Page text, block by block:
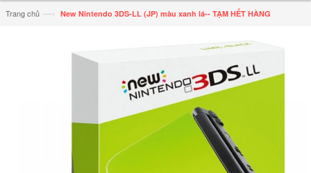
Trang chủ —› New Nintendo 3DS-LL (JP) màu xanh lá-- TẠM HẾT HÀNG